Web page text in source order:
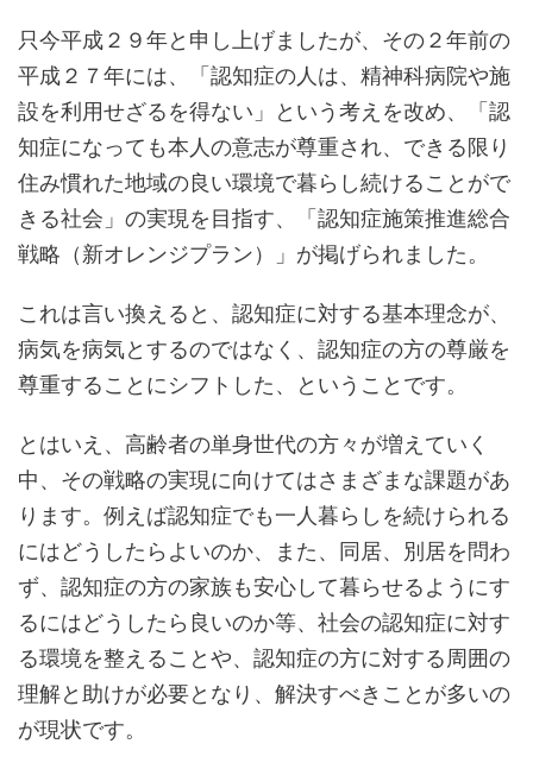
只今平成２９年と申し上げましたが、その２年前の
平成２７年には、「認知症の人は、精神科病院や施
設を利用せざるを得ない」という考えを改め、「認
知症になっても本人の意志が尊重され、できる限り
住み慣れた地域の良い環境で暮らし続けることがで
きる社会」の実現を目指す、「認知症施策推進総合
戦略（新オレンジプラン）」が掲げられました。
これは言い換えると、認知症に対する基本理念が、
病気を病気とするのではなく、認知症の方の尊厳を
尊重することにシフトした、ということです。
とはいえ、高齢者の単身世代の方々が増えていく
中、その戦略の実現に向けてはさまざまな課題があ
ります。例えば認知症でも一人暮らしを続けられる
にはどうしたらよいのか、また、同居、別居を問わ
ず、認知症の方の家族も安心して暮らせるようにす
るにはどうしたら良いのか等、社会の認知症に対す
る環境を整えることや、認知症の方に対する周囲の
理解と助けが必要となり、解決すべきことが多いの
が現状です。